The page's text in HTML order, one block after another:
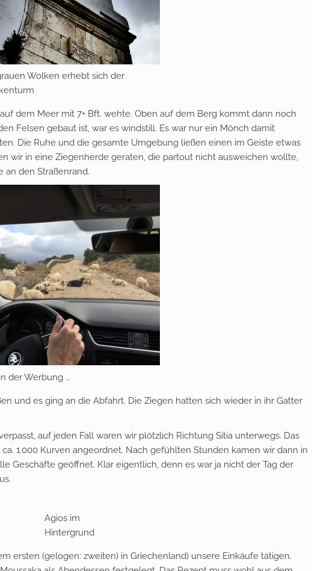
Wolken erhebt sich der
dem Meer mit 7+ Bft. wehte. Oben auf dem Berg kommt dann noch
Felsen gebaut ist, war es windstill. Es war nur ein Mönch damit
Die Ruhe und die gesamte Umgebung ließen einen im Geiste etwas
wir in eine Ziegenherde geraten, die partout nicht ausweichen wollte,
an den Straßenrand.
der Werbung …
und es ging an die Abfahrt. Die Ziegen hatten sich wieder in ihr Gatter
auf jeden Fall waren wir plötzlich Richtung Sitia unterwegs. Das
1.000 Kurven angeordnet. Nach gefühlten Stunden kamen wir dann in
Geschäfte geöffnet. Klar eigentlich, denn es war ja nicht der Tag der
Agios im
Hintergrund
ersten (gelogen: zweiten) in Griechenland) unsere Einkäufe tätigen.